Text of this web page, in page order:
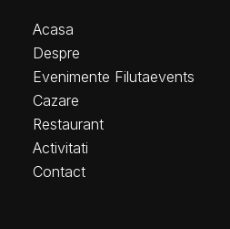
Acasa
Despre
Evenimente Filutaevents
Cazare
Restaurant
Activitati
Contact